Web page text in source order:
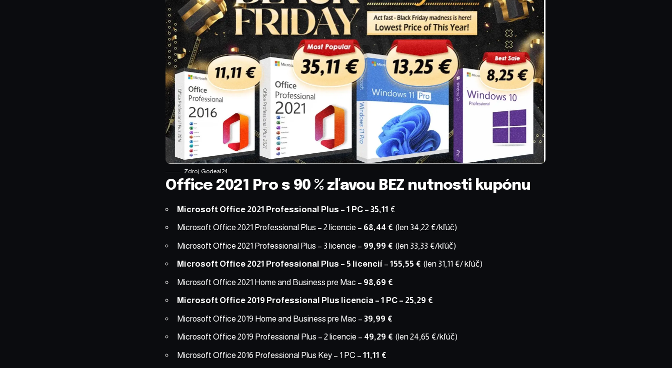
Zdroj: Godeal24
Office 2021 Pro s 90 % zľavou BEZ nutnosti kupónu
Microsoft Office 2021 Professional Plus – 1 PC – 35,11 €
Microsoft Office 2021 Professional Plus – 2 licencie – 68,44 € (len 34,22 €/kľúč)
Microsoft Office 2021 Professional Plus – 3 licencie – 99,99 € (len 33,33 €/kľúč)
Microsoft Office 2021 Professional Plus – 5 licencií – 155,55 € (len 31,11 €/ kľúč)
Microsoft Office 2021 Home and Business pre Mac – 98,69 €
Microsoft Office 2019 Professional Plus licencia – 1 PC – 25,29 €
Microsoft Office 2019 Home and Business pre Mac – 39,99 €
Microsoft Office 2019 Professional Plus – 2 licencie – 49,29 € (len 24,65 €/kľúč)
Microsoft Office 2016 Professional Plus Key – 1 PC – 11,11 €